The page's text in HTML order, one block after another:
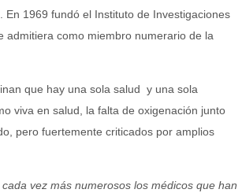
1969 fundó el Instituto de Investigaciones
admitiera como miembro numerario de la
que hay una sola salud y una sola
viva en salud, la falta de oxigenación junto
pero fuertemente criticados por amplios
vez más numerosos los médicos que han